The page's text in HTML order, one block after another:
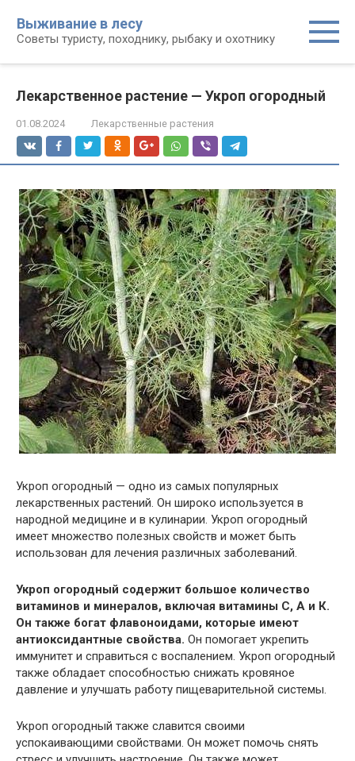
контенту
Выживание в лесу
Советы туристу, походнику, рыбаку и охотнику
Лекарственное растение — Укроп огородный
01.08.2024 Лекарственные растения
Укроп огородный — одно из самых популярных
лекарственных растений. Он широко используется в
народной медицине и в кулинарии. Укроп огородный
имеет множество полезных свойств и может быть
использован для лечения различных заболеваний.
Укроп огородный содержит большое количество
витаминов и минералов, включая витамины С, А и К.
Он также богат флавоноидами, которые имеют
антиоксидантные свойства. Он помогает укрепить
иммунитет и справиться с воспалением. Укроп огородный
также обладает способностью снижать кровяное
давление и улучшать работу пищеварительной системы.
Укроп огородный также славится своими
успокаивающими свойствами. Он может помочь снять